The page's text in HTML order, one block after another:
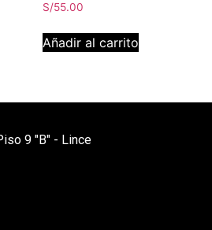
S/55.00
Añadir al carrito
9 "B" - Lince